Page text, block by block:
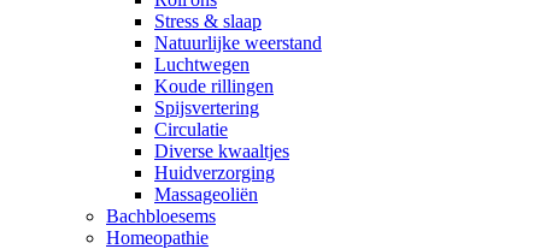
Stress & slaap
Natuurlijke weerstand
Luchtwegen
Koude rillingen
Spijsvertering
Circulatie
Diverse kwaaltjes
Huidverzorging
Massageoliën
Bachbloesems
Homeopathie